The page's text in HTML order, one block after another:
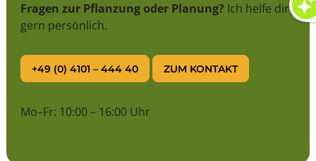
Fragen zur Pflanzung oder Planung? Ich helfe dir
gern persönlich.
+49 (0) 4101 – 444 40 ZUM KONTAKT
Mo–Fr: 10:00 – 16:00 Uhr